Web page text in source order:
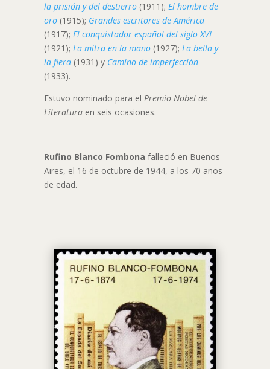
la prisión y del destierro(1911); El hombre de
oro(1915); Grandes escritores de América
(1917); El conquistador español del siglo XVI
(1921); La mitra en la mano(1927); La bella y
la fiera(1931) y Camino de imperfección
(1933).
Estuvo nominado para el Premio Nobel de
Literaturaen seis ocasiones.
Rufino Blanco Fombona falleció en Buenos
Aires, el 16 de octubre de 1944, a los 70 años
de edad.